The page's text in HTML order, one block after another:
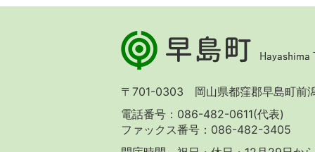
早
島
町
Hayashima
Town
〒701-0303 岡山県都窪郡早島町前
電話番号：086-482-0611(代表)
ファックス番号：086-482-3405